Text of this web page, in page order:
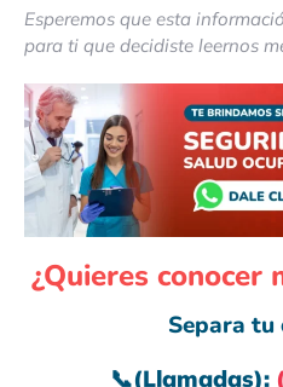
Esperemos que esta
para ti que decidiste leernos
¿Quieres conocer
Separa
📞(Llamadas):